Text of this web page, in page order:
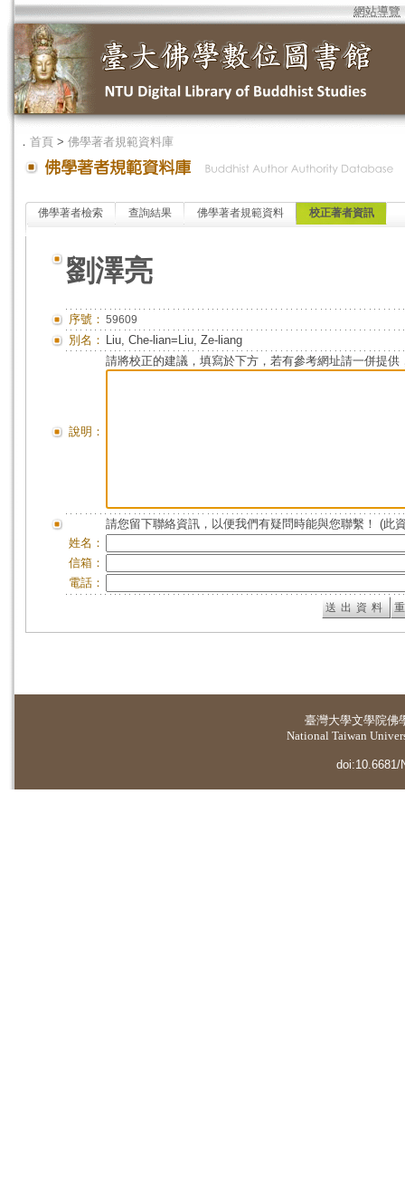
網站導覽
． 首頁 > 佛學著者規範資料庫
佛學著者檢索 查詢結果 佛學著者規範資料 校正著者資訊
劉澤亮
序號： 59609
別名： Liu, Che-lian=Liu, Ze-liang
說明：
請將校正的建議，填寫於下方，若有參考網址請一併提供
請您留下聯絡資訊，以便我們有疑問時能與您聯繫！ (此
姓名：
信箱：
電話：
臺灣大學文學院佛
National Taiwan
doi:10.6681/